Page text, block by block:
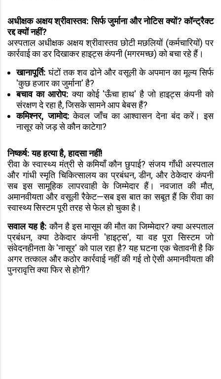
अधीक्षक अक्षय श्रीवास्तव: सिर्फ जुर्माना और नोटिस क्यों? कॉन्ट्रैक्ट
रद्द क्यों नहीं?
अस्पताल अधीक्षक अक्षय श्रीवास्तव छोटी मछलियों (कर्मचारियों) पर
कार्रवाई का डर दिखाकर हाइट्स कंपनी (मगरमच्छ) को बचा रहे हैं।
खानापूर्ति:घंटों तक शव ढोने और वसूली के अपमान का मूल्य सिर्फ
'कुछ हजार का जुर्माना' है?
बचाव का आरोप:क्या कोई 'ऊँचा हाथ' है जो हाइट्स कंपनी को
संरक्षण दे रहा है, जिसके सामने आप बेबस हैं?
कमिश्नर, जामोद:केवल जाँच का आश्वासन देना बंद करें। इस
नासूर को जड़ से कौन काटेगा?
निष्कर्ष: यह हत्या है, हादसा नहीं!
रीवा के स्वास्थ्य मंत्री से कमियाँ कौन छुपाई? संजय गाँधी अस्पताल
और गांधी स्मृति चिकित्सालय का प्रबंधन, डीन, और ठेकेदार कंपनी
सब इस सामूहिक लापरवाही के जिम्मेदार हैं। नवजात की मौत,
अमानवीयता और वसूली रैकेट—सब इस बात का सबूत हैं कि रीवा का
स्वास्थ्य सिस्टम पूरी तरह से फेल हो चुका है।
सवाल यह है:कौन है इस मासूम की मौत का जिम्मेदार? क्या अस्पताल
प्रबंधन, क्या ठेकेदार कंपनी 'हाइट्स', या वह पूरा सिस्टम जो
संवेदनहीनता के 'नासूर' को पाल रहा है? यह घटना एक चेतावनी है कि
अगर तत्काल और कठोर कार्रवाई नहीं की गई तो ऐसी अमानवीयता की
पुनरावृत्ति क्या फिर से होगी?